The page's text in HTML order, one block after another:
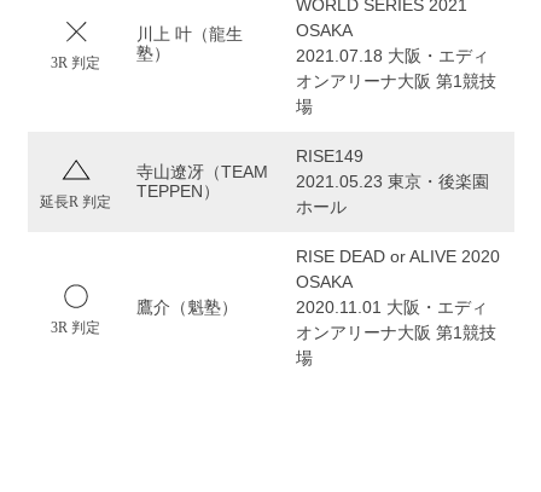
3R 判定
川上 叶（龍生
塾）
WORLD SERIES 2021
OSAKA
2021.07.18 大阪・エディ
オンアリーナ大阪 第1競技
場
延長R 判定
寺山遼冴（TEAM
TEPPEN）
RISE149
2021.05.23 東京・後楽園
ホール
3R 判定
鷹介（魁塾）
RISE DEAD or ALIVE 2020
OSAKA
2020.11.01 大阪・エディ
オンアリーナ大阪 第1競技
場